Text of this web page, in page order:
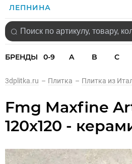
ЛЕПНИНА
БРЕНДЫ 0-9 A B C
3dplitka.ru – Плитка – Плитка из
Fmg Maxfine
120x120 -